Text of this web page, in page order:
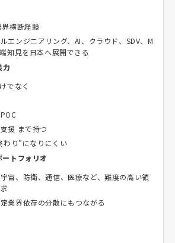
横断経験
エンジニアリング、AI、クラウド、SDV、M
知見を日本へ展開できる
力
でなく
援 まで持つ
わり”になりにくい
トフォリオ
宙、防衛、通信、医療など、難度の高い領
業界依存の分散にもつながる